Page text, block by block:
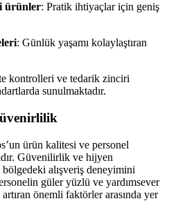
ürünler: Pratik ihtiyaçlar için geniş
: Günlük yaşamı kolaylaştıran
kontrolleri ve tedarik zinciri
sunulmaktadır.
ürün kalitesi ve personel
Güvenilirlik ve hijyen
alışveriş deneyimini
güler yüzlü ve yardımsever
önemli faktörler arasında yer